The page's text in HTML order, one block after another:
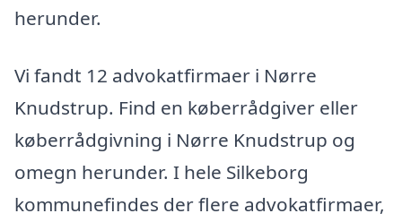
herunder.
Vi fandt 12 advokatfirmaer i Nørre
Knudstrup. Find en køberrådgiver eller
køberrådgivning i Nørre Knudstrup og
omegn herunder. I hele Silkeborg
kommunefindes der flere advokatfirmaer,